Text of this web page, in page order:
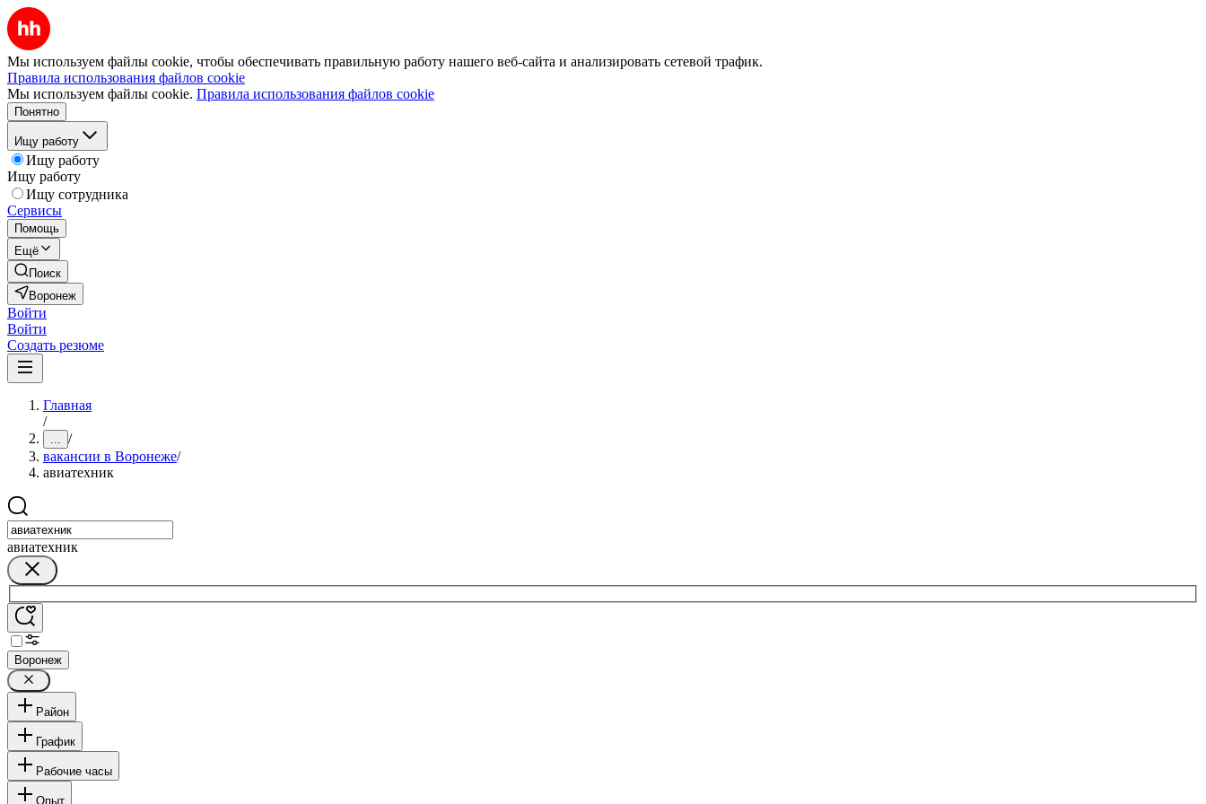
Мы используем файлы cookie, чтобы обеспечивать правильную работу нашего веб-сайта и анализировать сетевой трафик.
Правила использования файлов cookie
Мы используем файлы cookie. Правила использования файлов cookie
Понятно
Ищу работу
Ищу работу
Ищу работу
Ищу сотрудника
Сервисы
Помощь
Ещё
Поиск
Воронеж
Войти
Войти
Создать резюме
Главная
/
... /
вакансии в Воронеже/
авиатехник
авиатехник
Воронеж
Район
График
Рабочие часы
Опыт